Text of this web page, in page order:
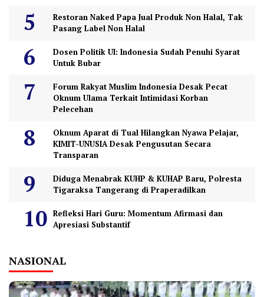
Restoran Naked Papa Jual Produk Non Halal, Tak
Pasang Label Non Halal
Dosen Politik UI: Indonesia Sudah Penuhi Syarat
Untuk Bubar
Forum Rakyat Muslim Indonesia Desak Pecat
Oknum Ulama Terkait Intimidasi Korban
Pelecehan
Oknum Aparat di Tual Hilangkan Nyawa Pelajar,
KIMIT-UNUSIA Desak Pengusutan Secara
Transparan
Diduga Menabrak KUHP & KUHAP Baru, Polresta
Tigaraksa Tangerang di Praperadilkan
Refleksi Hari Guru: Momentum Afirmasi dan
Apresiasi Substantif
NASIONAL